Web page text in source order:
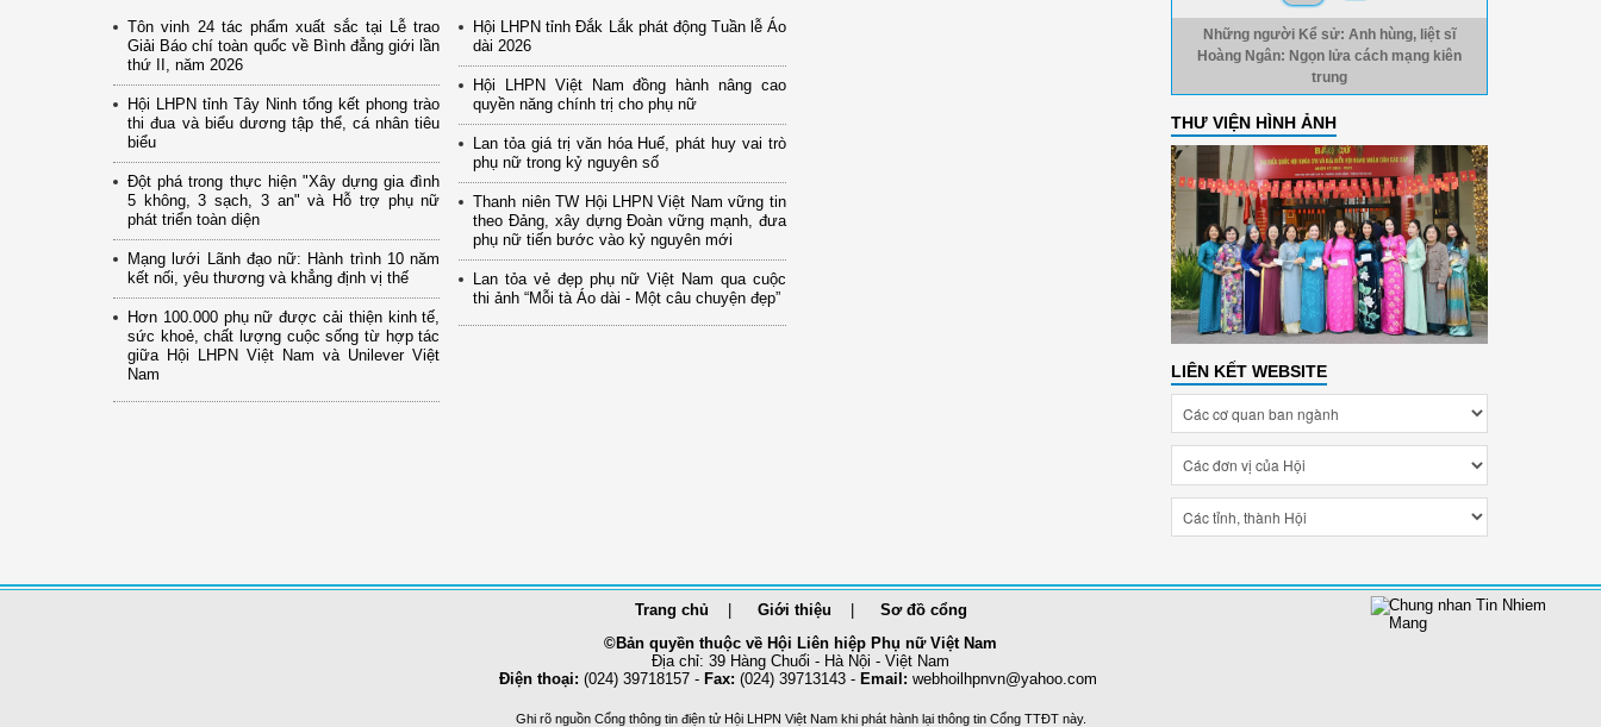
Tôn vinh 24 tác phẩm xuất sắc tại Lễ trao
Giải Báo chí toàn quốc về Bình đẳng giới lần
thứ II, năm 2026
Hội LHPN tỉnh Tây Ninh tổng kết phong trào
thi đua và biểu dương tập thể, cá nhân tiêu
biểu
Đột phá trong thực hiện "Xây dựng gia đình
5 không, 3 sạch, 3 an" và Hỗ trợ phụ nữ
phát triển toàn diện
Mạng lưới Lãnh đạo nữ: Hành trình 10 năm
kết nối, yêu thương và khẳng định vị thế
Hơn 100.000 phụ nữ được cải thiện kinh tế,
sức khoẻ, chất lượng cuộc sống từ hợp tác
giữa Hội LHPN Việt Nam và Unilever Việt
Nam
Hội LHPN tỉnh Đắk Lắk phát động Tuần lễ Áo
dài 2026
Hội LHPN Việt Nam đồng hành nâng cao
quyền năng chính trị cho phụ nữ
Lan tỏa giá trị văn hóa Huế, phát huy vai trò
phụ nữ trong kỷ nguyên số
Thanh niên TW Hội LHPN Việt Nam vững tin
theo Đảng, xây dựng Đoàn vững mạnh, đưa
phụ nữ tiến bước vào kỷ nguyên mới
Lan tỏa vẻ đẹp phụ nữ Việt Nam qua cuộc
thi ảnh “Mỗi tà Áo dài - Một câu chuyện đẹp”
Những người Kể sử: Anh hùng, liệt sĩ
Hoàng Ngân: Ngọn lửa cách mạng kiên
trung
THƯ VIỆN HÌNH ẢNH
LIÊN KẾT WEBSITE
Trang chủ Giới thiệu
Sơ đồ cổng
©Bản quyền thuộc về Hội Liên hiệp Phụ nữ Việt Nam
Địa chỉ: 39 Hàng Chuối - Hà Nội - Việt Nam
Điện thoại: (024) 39718157 - Fax: (024) 39713143 - Email: webhoilhpnvn@yahoo.com
Ghi rõ nguồn Cổng thông tin điện tử Hội LHPN Việt Nam khi phát hành lại thông tin Cổng TTĐT này.